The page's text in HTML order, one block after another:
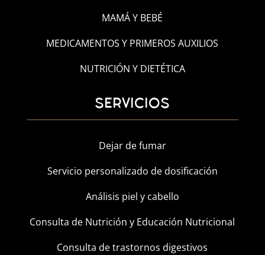
MAMÁ Y BEBÉ
MEDICAMENTOS Y PRIMEROS AUXILIOS
NUTRICIÓN Y DIETÉTICA
SERVICIOS
Dejar de fumar
Servicio personalizado de dosificación
Análisis piel y cabello
Consulta de Nutrición y Educación Nutricional
Consulta de trastornos digestivos